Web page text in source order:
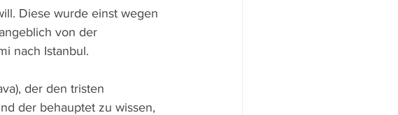
Diese wurde einst wegen
von der
nach Istanbul.
der den tristen
der behauptet zu wissen,